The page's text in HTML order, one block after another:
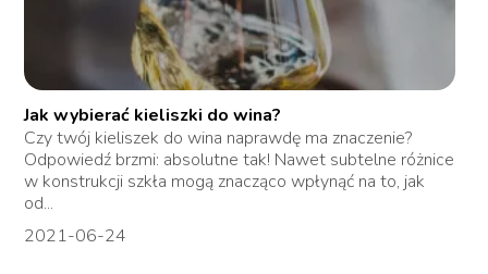
Jak wybierać kieliszki do wina?
Czy twój kieliszek do wina naprawdę ma znaczenie?
Odpowiedź brzmi: absolutne tak! Nawet subtelne różnice
w konstrukcji szkła mogą znacząco wpłynąć na to, jak
od...
2021-06-24